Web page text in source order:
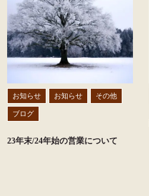
お知らせ お知らせ その他
ブログ
23年末/24年始の営業について